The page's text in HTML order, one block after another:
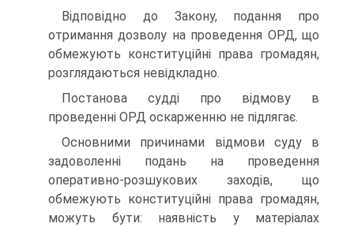
Відповідно до Закону, подання про
отримання дозволу на проведення ОРД, що
обмежують конституційні права громадян,
розглядаються невідкладно.
Постанова судді про відмову в
проведенні ОРД оскарженню не підлягає.
Основними причинами відмови суду в
задоволенні подань на проведення
оперативно-розшукових заходів, що
обмежують конституційні права громадян,
можуть бути: наявність у матеріалах